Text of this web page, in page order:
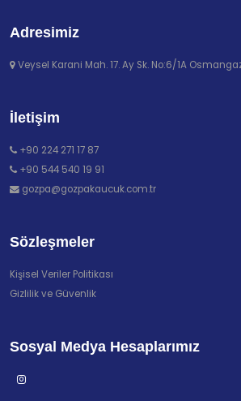
Adresimiz
Veysel Karani Mah. 17. Ay Sk. No:6/1A
İletişim
+90 224 271 17 87
+90 544 540 19 91
gozpa@gozpakaucuk.com.tr
Sözleşmeler
Kişisel Veriler Politikası
Gizlilik ve Güvenlik
Sosyal Medya Hesaplarımız